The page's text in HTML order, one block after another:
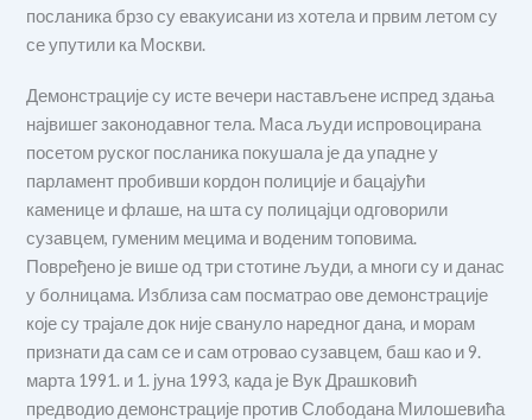
посланика брзо су евакуисани из хотела и првим летом су
се упутили ка Москви.
Демонстрације су исте вечери настављене испред здања
највишег законодавног тела. Маса људи испровоцирана
посетом руског посланика покушала је да упадне у
парламент пробивши кордон полиције и бацајући
каменице и флаше, на шта су полицајци одговорили
сузавцем, гуменим мецима и воденим топовима.
Повређено је више од три стотине људи, а многи су и данас
у болницама. Изблиза сам посматрао ове демонстрације
које су трајале док није свануло наредног дана, и морам
признати да сам се и сам отровао сузавцем, баш као и 9.
марта 1991. и 1. јуна 1993, када је Вук Драшковић
предводио демонстрације против Слободана Милошевића